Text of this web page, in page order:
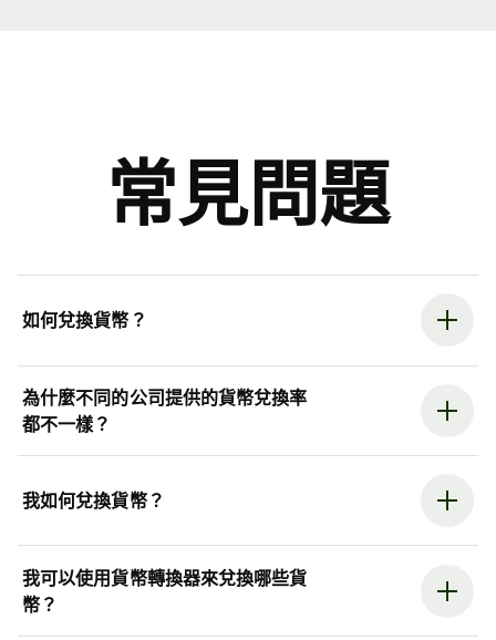
常見問題
如何兌換貨幣？
為什麼不同的公司提供的貨幣兌換率
都不一樣？
我如何兌換貨幣？
我可以使用貨幣轉換器來兌換哪些貨
幣？